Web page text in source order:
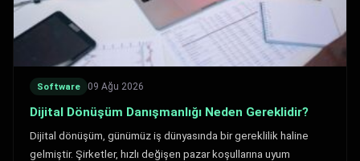
Software 09 Ağu 2026
Dijital Dönüşüm Danışmanlığı Neden Gereklidir?
Dijital dönüşüm, günümüz iş dünyasında bir gereklilik haline
gelmiştir. Şirketler, hızlı değişen pazar koşullarına uyum